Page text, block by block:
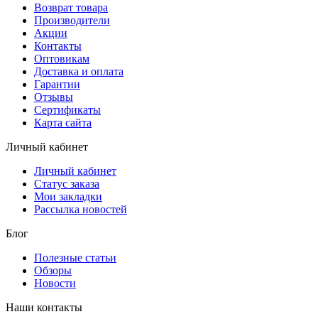
Возврат товара
Производители
Акции
Контакты
Оптовикам
Доставка и оплата
Гарантии
Отзывы
Сертификаты
Карта сайта
Личный кабинет
Личный кабинет
Статус заказа
Мои закладки
Рассылка новостей
Блог
Полезные статьи
Обзоры
Новости
Наши контакты